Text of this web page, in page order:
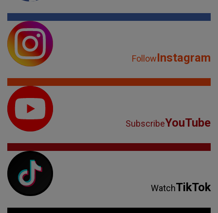
FollowInstagram
SubscribeYouTube
WatchTikTok